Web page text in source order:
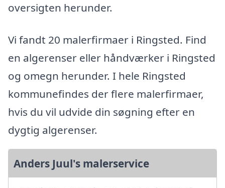
oversigten herunder.
Vi fandt 20 malerfirmaer i Ringsted. Find
en algerenser eller håndværker i Ringsted
og omegn herunder. I hele Ringsted
kommunefindes der flere malerfirmaer,
hvis du vil udvide din søgning efter en
dygtig algerenser.
Anders Juul's malerservice